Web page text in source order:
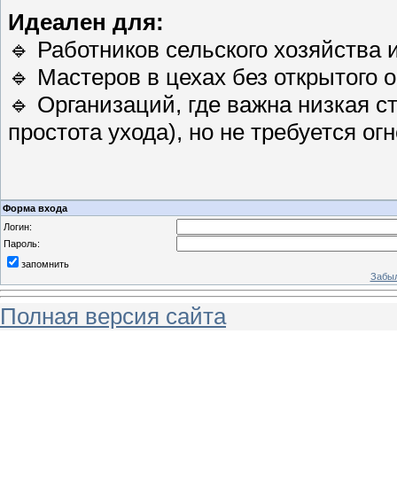
Идеален для:
🔹 Работников сельского
🔹 Мастеров в цехах без открытого
🔹 Организаций, где важна низкая
простота ухода), но не требуется
Форма входа
Логин:
Пароль:
запомнить
Полная версия сайта